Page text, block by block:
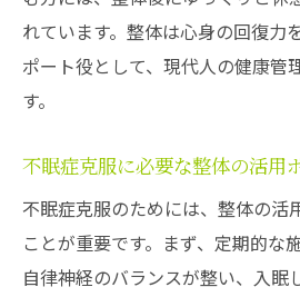
れています。整体は心身の回復力
ポート役として、現代人の健康管
す。
不眠症克服に必要な整体の活用
不眠症克服のためには、整体の活
ことが重要です。まず、定期的な
自律神経のバランスが整い、入眠